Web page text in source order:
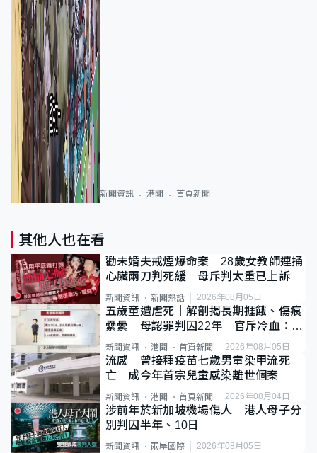
新聞資訊 港聞 首頁新聞
其他人也在看
勸未婚夫戒煙爆命案 28歲女教師連捅
心臟兩刀判死緩 母斥判太重已上訴
新聞資訊 新聞熱話 2026年08月05日
五歲童遭虐死｜解剖揭長期捱餓、傷痕
纍纍 母認罪判囚22年 官斥冷血：同
類案最惡劣
新聞資訊 港聞 首頁新聞 2026年08月05日
流感｜曾接種疫苗七歲男童染甲流死
亡 成今年首宗兒童感染離世個案
新聞資訊 港聞 首頁新聞 2026年08月04日
涉前年於新加坡機場傷人 港人母子分
別判囚半年、10日
新聞資訊 兩岸國際 2026年08月05日